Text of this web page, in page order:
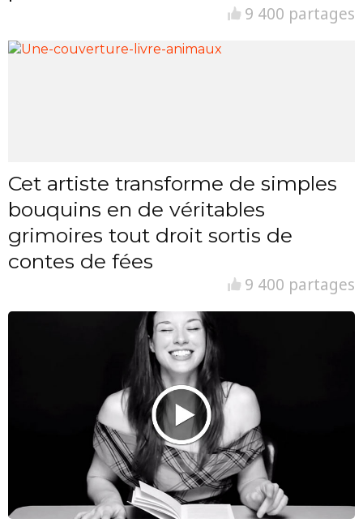
9 400 partages
Cet artiste transforme de simples
bouquins en de véritables
grimoires tout droit sortis de
contes de fées
9 400 partages